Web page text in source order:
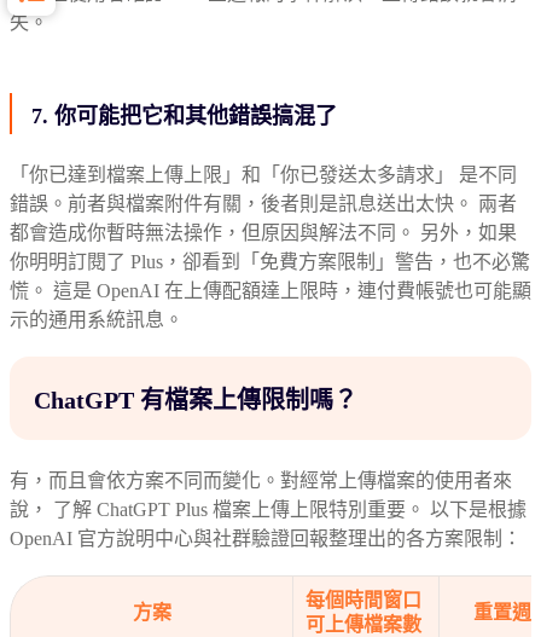
失。
7. 你可能把它和其他錯誤搞混了
「你已達到檔案上傳上限」和「你已發送太多請求」 是不同
錯誤。前者與檔案附件有關，後者則是訊息送出太快。 兩者
都會造成你暫時無法操作，但原因與解法不同。 另外，如果
你明明訂閱了 Plus，卻看到「免費方案限制」警告，也不必驚
慌。 這是 OpenAI 在上傳配額達上限時，連付費帳號也可能顯
示的通用系統訊息。
ChatGPT 有檔案上傳限制嗎？
有，而且會依方案不同而變化。對經常上傳檔案的使用者來
說， 了解 ChatGPT Plus 檔案上傳上限特別重要。 以下是根據
OpenAI 官方說明中心與社群驗證回報整理出的各方案限制：
方案
每個時間窗口
可上傳檔案數
重置週